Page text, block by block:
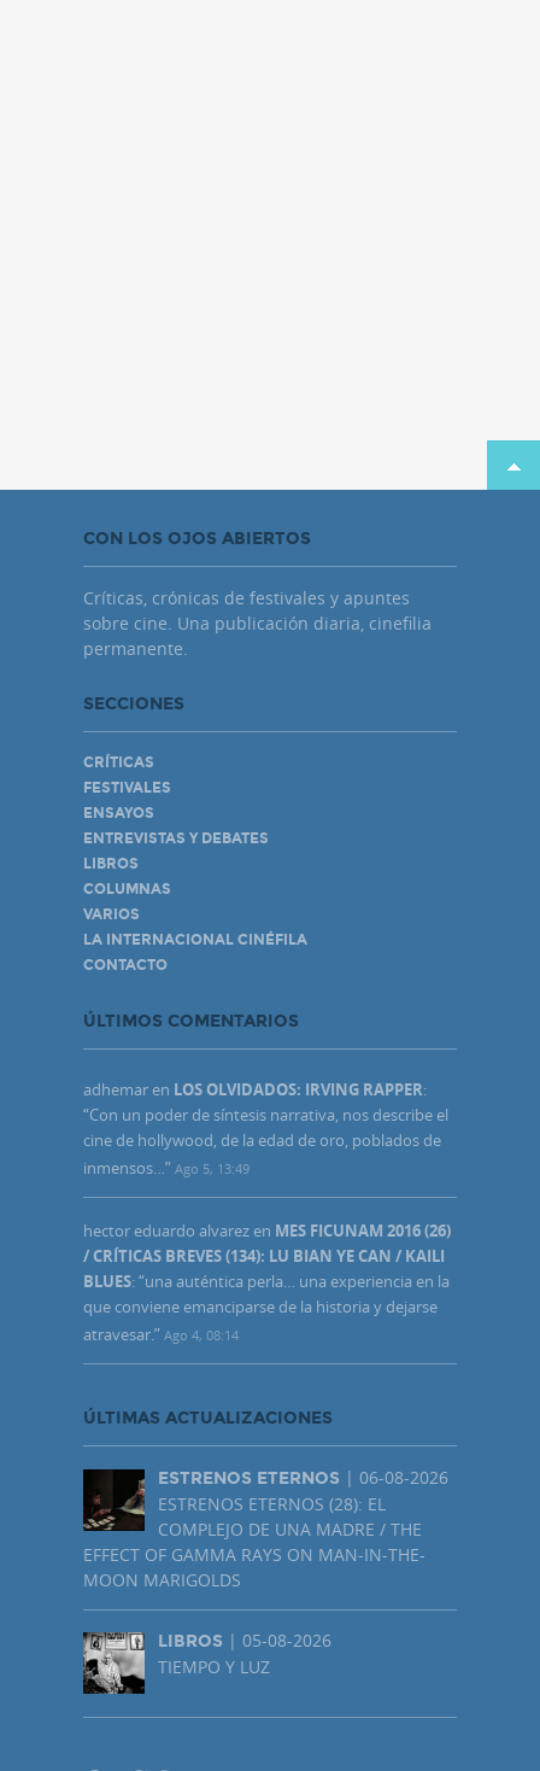
CON LOS OJOS ABIERTOS
Críticas, crónicas de festivales y apuntes
sobre cine. Una publicación diaria, cinefilia
permanente.
SECCIONES
CRÍTICAS
FESTIVALES
ENSAYOS
ENTREVISTAS Y DEBATES
LIBROS
COLUMNAS
VARIOS
LA INTERNACIONAL CINÉFILA
CONTACTO
ÚLTIMOS COMENTARIOS
adhemar en LOS OLVIDADOS: IRVING RAPPER:
“Con un poder de síntesis narrativa, nos describe el
cine de hollywood, de la edad de oro, poblados de
inmensos…” Ago 5, 13:49
hector eduardo alvarez en MES FICUNAM 2016 (26)
/ CRÍTICAS BREVES (134): LU BIAN YE CAN / KAILI
BLUES: “una auténtica perla… una experiencia en la
que conviene emanciparse de la historia y dejarse
atravesar.” Ago 4, 08:14
ÚLTIMAS ACTUALIZACIONES
ESTRENOS ETERNOS | 06-08-2026
ESTRENOS ETERNOS (28): EL
COMPLEJO DE UNA MADRE / THE
EFFECT OF GAMMA RAYS ON MAN-IN-THE-
MOON MARIGOLDS
LIBROS | 05-08-2026
TIEMPO Y LUZ